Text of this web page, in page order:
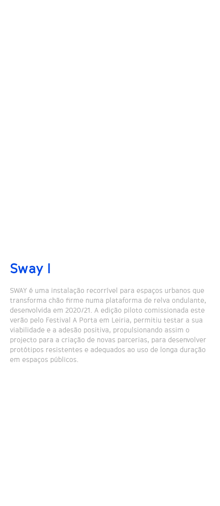
Sway I
SWAY é uma instalação recorrível para espaços urbanos que
transforma chão firme numa plataforma de relva ondulante,
desenvolvida em 2020/21. A edição piloto comissionada este
verão pelo Festival A Porta em Leiria, permitiu testar a sua
viabilidade e a adesão positiva, propulsionando assim o
projecto para a criação de novas parcerias, para desenvolver
protótipos resistentes e adequados ao uso de longa duração
em espaços públicos.